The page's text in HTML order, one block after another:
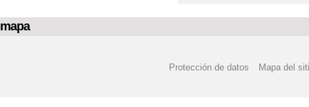
mapa
Protección de datos Mapa del